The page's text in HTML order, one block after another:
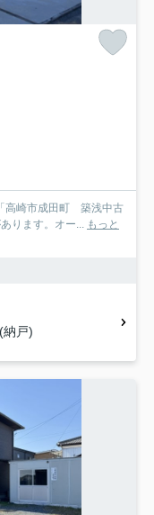
高崎市成田町 築浅中古
ります。オー... もっと
納戸)